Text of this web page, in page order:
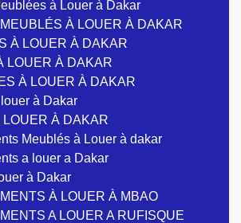
à Louer à Dakar
À LOUER À DAKAR
À LOUER À DAKAR
LOUER À DAKAR
À LOUER À DAKAR
à Dakar
LOUER À DAKAR
Meublés à Louer à dakar
a louer a Dakar
à Dakar
À LOUER À MBAO
A LOUER A RUFISQUE